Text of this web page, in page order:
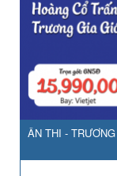
ÂN THI -